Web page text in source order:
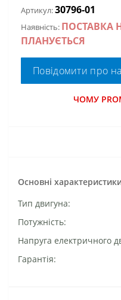
Артикул:30796-01
Наявність: ПОСТАВКА
ПЛАНУЄТЬСЯ
Повідомити про
ЧОМУ
Основні
Тип двигуна:
Потужність:
Напруга електричного
Гарантія: